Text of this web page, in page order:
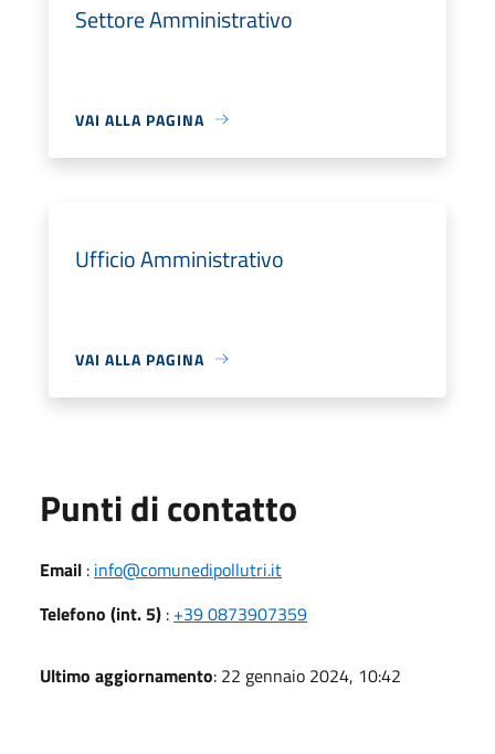
Settore Amministrativo
VAI ALLA PAGINA
Ufficio Amministrativo
VAI ALLA PAGINA
Punti di contatto
Email : info@comunedipollutri.it
Telefono (int. 5) : +39 0873907359
Ultimo aggiornamento: 22 gennaio 2024, 10:42